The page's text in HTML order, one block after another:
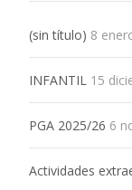
(sin título) 8
INFANTIL 15
PGA 2025/26 6
Actividades